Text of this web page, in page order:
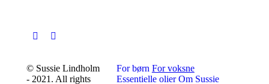
© Sussie Lindholm
- 2021. All rights
For børn For voksne
Essentielle olier Om Sussie